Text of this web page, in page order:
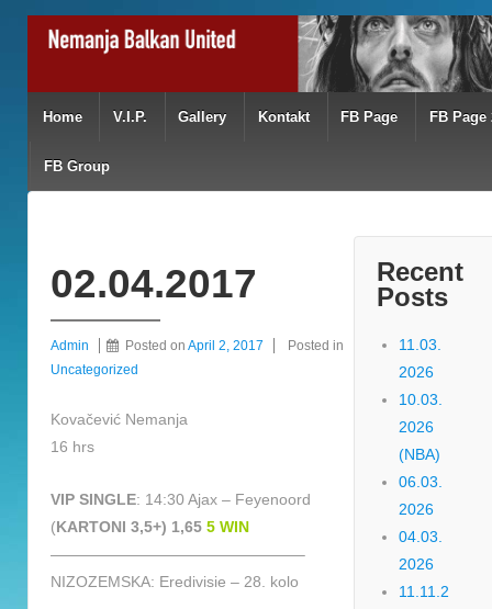
Home V.I.P. Gallery Kontakt FB Page FB Page
FB Group
02.04.2017
Admin Posted on April 2, 2017
Posted in
Uncategorized
Kovačević Nemanja
16 hrs
VIP SINGLE: 14:30 Ajax – Feyenoord
(KARTONI 3,5+) 1,65 5 WIN
————————————————–
NIZOZEMSKA: Eredivisie – 28. kolo
Recent
Posts
11.03.
2026
10.03.
2026
(NBA)
06.03.
2026
04.03.
2026
11.11.2